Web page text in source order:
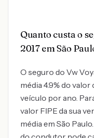
Quanto custa o
2017 em São
O seguro do Vw
média 4.9% do valor
veículo por ano.
valor FIPE da sua
média em São